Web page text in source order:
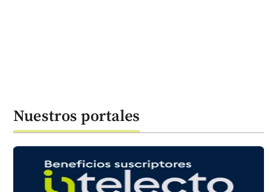
Nuestros portales